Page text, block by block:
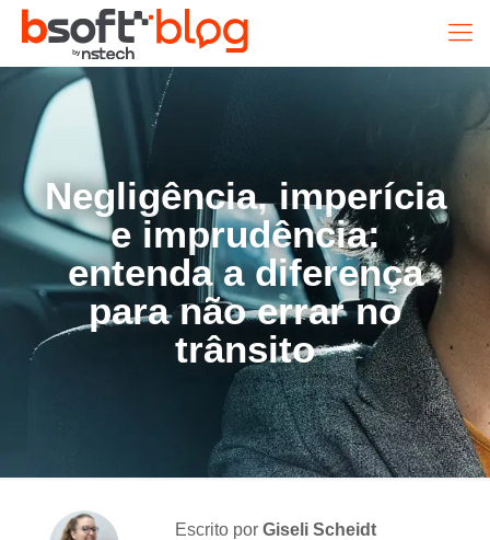
Negligência, imperícia
e imprudência:
entenda a diferença
para não errar no
trânsito
Escrito por Giseli Scheidt